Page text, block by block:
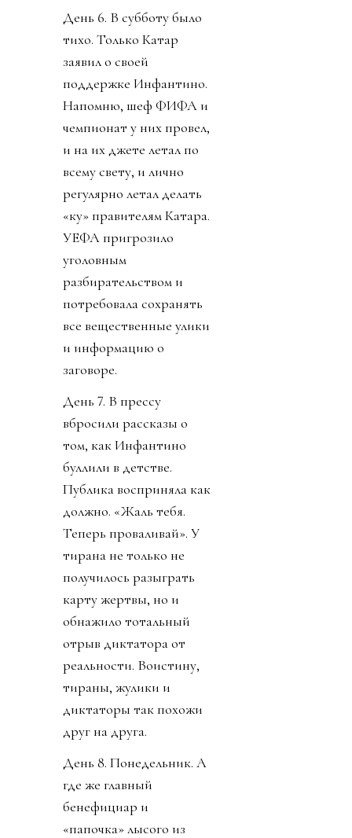
День 6. В субботу было
тихо. Только Катар
заявил о своей
поддержке Инфантино.
Напомню, шеф ФИФА и
чемпионат у них провел,
и на их джете летал по
всему свету, и лично
регулярно летал делать
«ку» правителям Катара.
УЕФА пригрозило
уголовным
разбирательством и
потребовала сохранять
все вещественные улики
и информацию о
заговоре.
День 7. В прессу
вбросили рассказы о
том, как Инфантино
буллили в детстве.
Публика восприняла как
должно. «Жаль тебя.
Теперь проваливай». У
тирана не только не
получилось разыграть
карту жертвы, но и
обнажило тотальный
отрыв диктатора от
реальности. Воистину,
тираны, жулики и
диктаторы так похожи
друг на друга.
День 8. Понедельник. А
где же главный
бенефициар и
«папочка» лысого из